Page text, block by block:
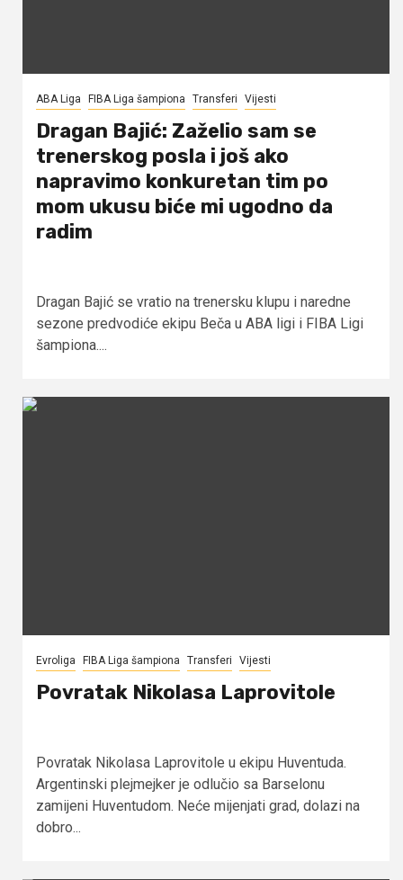
ABA Liga FIBA Liga šampiona Transferi Vijesti
Dragan Bajić: Zaželio sam se
trenerskog posla i još ako
napravimo konkuretan tim po
mom ukusu biće mi ugodno da
radim
Dragan Bajić se vratio na trenersku klupu i naredne
sezone predvodiće ekipu Beča u ABA ligi i FIBA Ligi
šampiona....
Evroliga FIBA Liga šampiona Transferi Vijesti
Povratak Nikolasa Laprovitole
Povratak Nikolasa Laprovitole u ekipu Huventuda.
Argentinski plejmejker je odlučio sa Barselonu
zamijeni Huventudom. Neće mijenjati grad, dolazi na
dobro...